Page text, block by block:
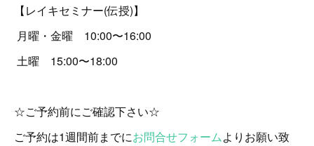
【レイキセミナー(伝授)】
月曜・金曜 10:00〜16:00
土曜 15:00〜18:00
☆ご予約前にご確認下さい☆
ご予約は1週間前までにお問合せフォームよりお願い致